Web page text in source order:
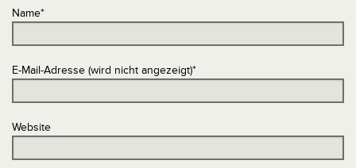
Name*
E-Mail-Adresse (wird nicht angezeigt)*
Website